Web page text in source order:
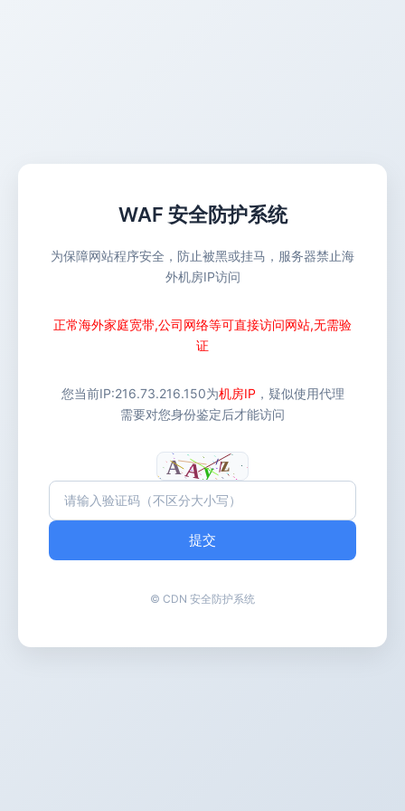
WAF 安全防护系统
为保障网站程序安全，防止被黑或挂马，服务器禁止海
外机房IP访问
正常海外家庭宽带,公司网络等可直接访问网站,无需验
证
您当前IP:216.73.216.150为机房IP ，疑似使用代理
需要对您身份鉴定后才能访问
提交
© CDN 安全防护系统